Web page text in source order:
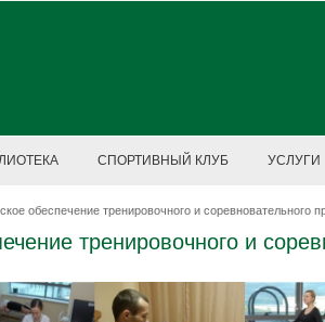
СПОРТИВНЫЙ КЛУБ УСЛУГИ
обеспечение тренировочного и соревновательного
тренировочного и